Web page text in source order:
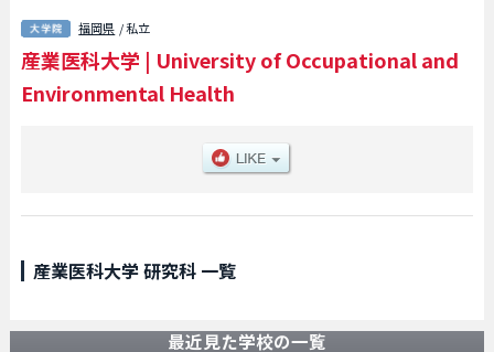
報や、募集定員や合格者数など入試情報、施設案内、アクセスなど外国人留
学生に必要な情報を掲載しているので是非ご利用ください。
福岡県 / 私立
産業医科大学 | University of Occupational and
Environmental Health
産業医科大学 研究科 一覧
最近見た学校の一覧